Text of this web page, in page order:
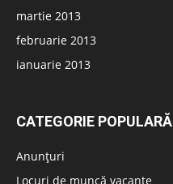
martie 2013
februarie 2013
ianuarie 2013
CATEGORIE POPULARĂ
Anunțuri
Locuri de muncă vacante